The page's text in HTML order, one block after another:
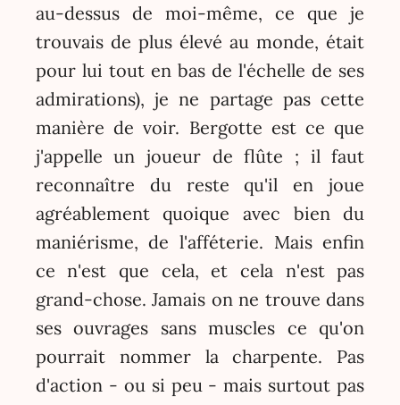
au-dessus de moi-même, ce que je
trouvais de plus élevé au monde, était
pour lui tout en bas de l'échelle de ses
admirations), je ne partage pas cette
manière de voir. Bergotte est ce que
j'appelle un joueur de flûte ; il faut
reconnaître du reste qu'il en joue
agréablement quoique avec bien du
maniérisme, de l'afféterie. Mais enfin
ce n'est que cela, et cela n'est pas
grand-chose. Jamais on ne trouve dans
ses ouvrages sans muscles ce qu'on
pourrait nommer la charpente. Pas
d'action - ou si peu - mais surtout pas